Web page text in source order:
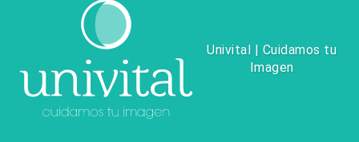
Univital | Cuidamos tu
Imagen